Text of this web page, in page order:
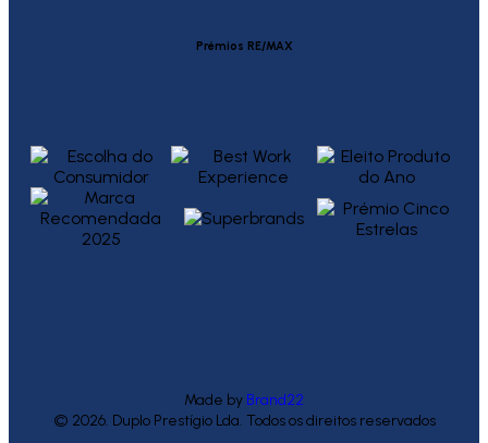
Prémios RE/MAX
Made by Brand22
© 2026. Duplo Prestígio Lda. Todos os direitos reservados